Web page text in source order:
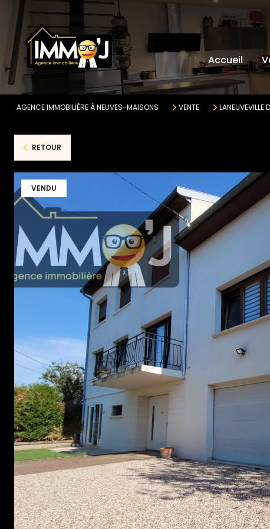
Accueil
AGENCE IMMOBILIÈRE À NEUVES-MAISONS VENTE LANEUVEVILLE
RETOUR
VENDU